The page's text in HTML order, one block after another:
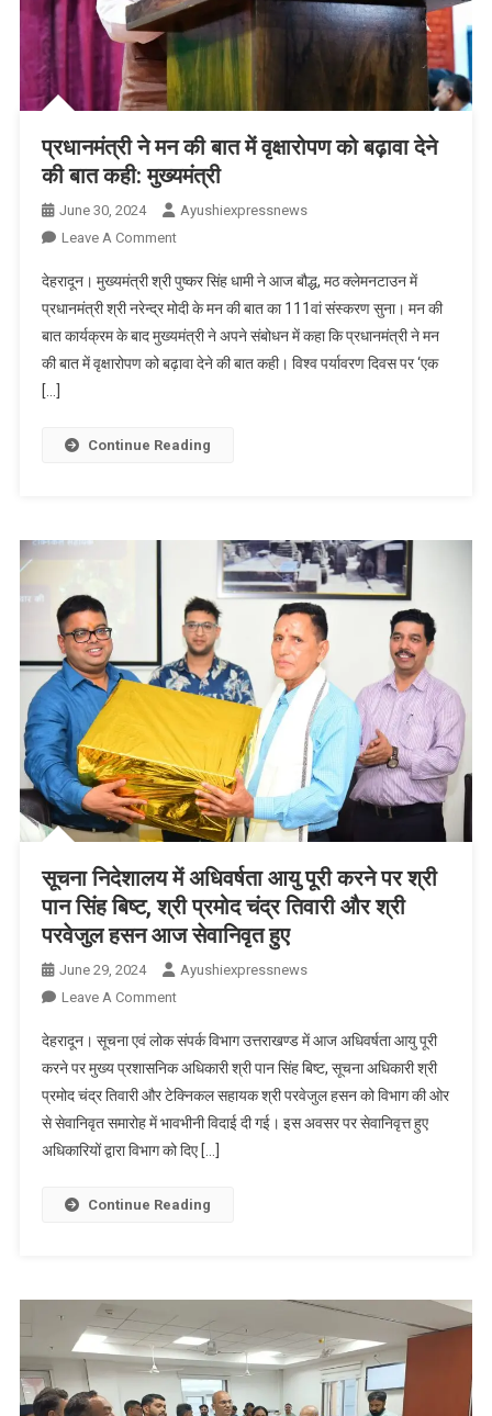
बीच
किया
गया
कार्यक्रम
का
आयोजन
प्रधानमंत्री ने मन की बात में वृक्षारोपण को बढ़ावा देने
की बात कही: मुख्यमंत्री
June 30, 2024
Ayushiexpressnews
Leave A CommentOn
ने
मन
की
बात
को
बात
मुख्यमंत्री
देहरादून। मुख्यमंत्री श्री पुष्कर सिंह धामी ने आज बौद्ध, मठ क्लेमनटाउन में
प्रधानमंत्री श्री नरेन्द्र मोदी के मन की बात का 111वां संस्करण सुना। मन की
बात कार्यक्रम के बाद मुख्यमंत्री ने अपने संबोधन में कहा कि प्रधानमंत्री ने मन
की बात में वृक्षारोपण को बढ़ावा देने की बात कही। विश्व पर्यावरण दिवस पर ‘एक
[…]
Continue Reading
सूचना निदेशालय में अधिवर्षता आयु पूरी करने पर श्री
पान सिंह बिष्ट, श्री प्रमोद चंद्र तिवारी और श्री
परवेजुल हसन आज सेवानिवृत हुए
June 29, 2024
Ayushiexpressnews
Leave A CommentOn
निदेशालय
में
अधिवर्षता
आयु
पूरी
पर
बिष्ट,
प्रमोद
चंद्र
तिवारी
देहरादून। सूचना एवं लोक संपर्क विभाग उत्तराखण्ड में आज अधिवर्षता आयु पूरी
करने पर मुख्य प्रशासनिक अधिकारी श्री पान सिंह बिष्ट, सूचना अधिकारी श्री
प्रमोद चंद्र तिवारी और टेक्निकल सहायक श्री परवेजुल हसन को विभाग की ओर
से सेवानिवृत समारोह में भावभीनी विदाई दी गई। इस अवसर पर सेवानिवृत्त हुए
अधिकारियों द्वारा विभाग को दिए […]
Continue Reading